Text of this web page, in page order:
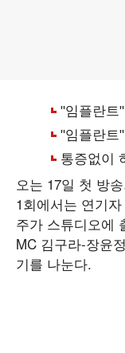
오는 17일 첫 방
1회에서는 연기
주가 스튜디오에
MC 김구라-장윤
기를 나눈다.